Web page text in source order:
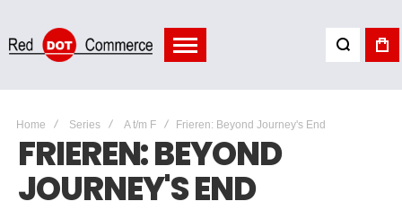
Home Series A t/m F Frieren: Beyond Journey's End
FRIEREN: BEYOND
JOURNEY'S END